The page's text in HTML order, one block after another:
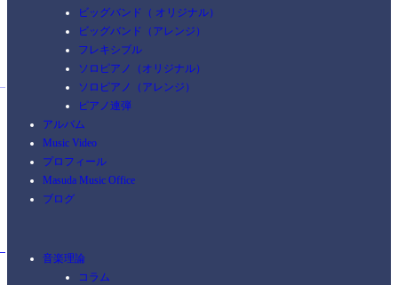
ビッグバンド（ オリジナル）
ビッグバンド（アレンジ）
フレキシブル
ソロピアノ（オリジナル）
ソロピアノ（アレンジ）
ピアノ連弾
アルバム
Music Video
プロフィール
Masuda Music Office
ブログ
音楽理論
コラム